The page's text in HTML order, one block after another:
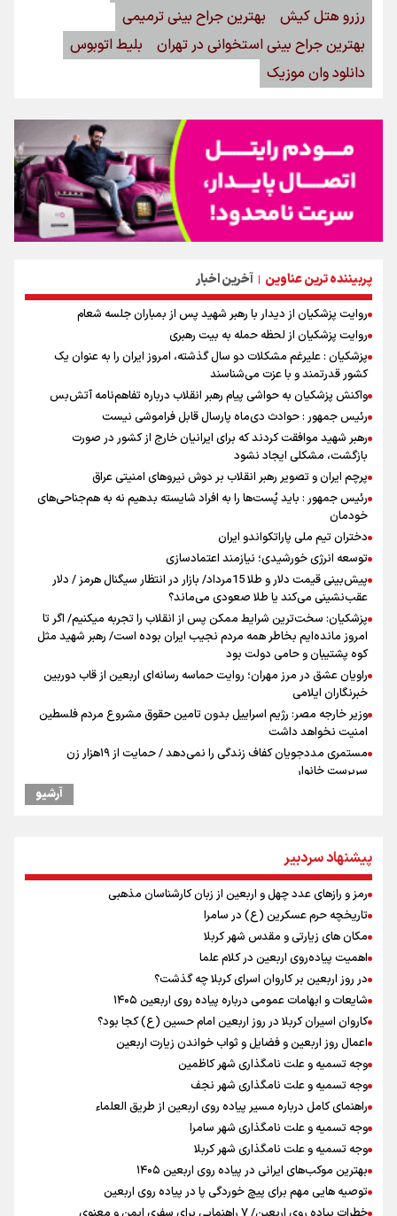
پربیننده ترین عناوین | آخرین اخبار
روایت پزشکیان از دیدار با رهبر شهید پس از بمباران جلسه شعام
روایت پزشکیان از لحظه حمله به بیت رهبری
پزشکیان : علیرغم مشکلات دو سال گذشته، امروز ایران را به عنوان یک
کشور قدرتمند و با عزت می‌شناسند
واکنش پزشکیان به حواشی پیام رهبر انقلاب درباره تفاهم‌نامه آتش‌بس
رئیس جمهور : حوادث دی‌ماه پارسال قابل فراموشی نیست
رهبر شهید موافقت کردند که برای ایرانیان خارج از کشور در صورت
بازگشت، مشکلی ایجاد نشود
پرچم ایران و تصویر رهبر انقلاب بر دوش نیروهای امنیتی عراق
رئیس جمهور : باید پُست‌ها را به افراد شایسته بدهیم نه به هم‌جناحی‌های
خودمان
دختران تیم ملی پاراتکواندو ایران
توسعه انرژی خورشیدی؛ نیازمند اعتمادسازی
پیش‌بینی قیمت دلار و طلا 15مرداد/ بازار در انتظار سیگنال هرمز / دلار
عقب‌نشینی می‌کند یا طلا صعودی می‌ماند؟
پزشکیان: سخت‌ترین شرایط ممکن پس از انقلاب را تجربه میکنیم/ اگر تا
امروز مانده‌ایم بخاطر همه‌ مردم نجیب ایران بوده است/ رهبر شهید مثل
کوه پشتیبان و حامی دولت بود
راویان عشق در مرز مهران؛ روایت حماسه‌ رسانه‌ای اربعین از قاب دوربین
خبرنگاران ایلامی
وزیر خارجه مصر: رژیم اسراییل بدون تامین حقوق مشروع مردم فلسطین
امنیت نخواهد داشت
مستمری مددجویان کفاف زندگی را نمی‌دهد / حمایت از ۱۹هزار زن‌
سرپرست خانوار
فیدان: حماس به تعهدات خود عمل کرد، امّا اسرائیل برنامه‌ای برای صلح
منطقه
ارائه بیش از ۲ میلیون خدمات بهداشتی-درمانی به زائران اربعین
معاون وزیر خارجه : مذاکره نه معجزه است و نه خیانت
پخش قسمت اول گفت‌وگوی رئیس‌جمهور بعد از خبر ۲۲
ازهوش مصنوعی تا طلای مجازی/ شجیع: با نگاه بدبینانه هم نتایج هانگژو
را در ناگویا تکرار می‌کنیم+ فیلم
ارتش در آمادگی کامل قرار دارد/ توان رزم ارتش بی وقفه در حال ارتقا است
امیررضا غلامی، ملی پوش تکواندو : تمرکزم روی مسابقات پاکستان است نه
بازی های آسیایی
ونس: ایرانی‌ها مذاکره‌کنندگان سرسختی هستند
پزشکیان: رهبر شهید سرمایه و پشتوانه بزرگی برای ما بود
آرشیو
پیشنهاد سردبیر
رمز و رازهای عدد چهل و اربعین از زبان کارشناسان مذهبی
تاریخچه حرم عسکرین (ع) در سامرا
مکان های زیارتی و مقدس شهر کربلا
اهمیت پیاده‌روی اربعین در کلام علما
در روز اربعین بر کاروان اسرای کربلا چه گذشت؟
شایعات و ابهامات عمومی درباره پیاده روی اربعین ۱۴۰۵
کاروان اسیران کربلا در روز اربعین امام حسین (ع) کجا بود؟
اعمال روز اربعین و فضایل و ثواب خواندن زیارت اربعین
وجه تسمیه و علت نامگذاری شهر کاظمین
وجه تسمیه و علت نامگذاری شهر نجف
راهنمای کامل درباره مسیر پیاده روی اربعین از طریق العلماء
وجه تسمیه و علت نامگذاری شهر سامرا
وجه تسمیه و علت نامگذاری شهر کربلا
بهترین موکب‌های ایرانی در پیاده روی اربعین ۱۴۰۵
توصیه هایی مهم برای پیچ خوردگی پا در پیاده روی اربعین
رزرو هتل کیش
بهترین جراح بینی ترمیمی
بهترین جراح بینی استخوانی در تهران
بلیط اتوبوس
دانلود وان موزیک